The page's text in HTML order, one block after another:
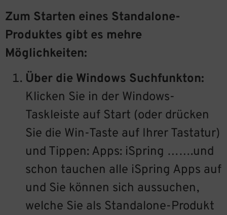
Zum Starten eines Standalone-
Produktes gibt es mehre
Möglichkeiten:
Über die Windows Suchfunkton:
Klicken Sie in der Windows-
Taskleiste auf Start (oder drücken
Sie die Win-Taste auf Ihrer Tastatur)
und Tippen: Apps: iSpring …….und
schon tauchen alle iSpring Apps auf
und Sie können sich aussuchen,
welche Sie als Standalone-Produkt